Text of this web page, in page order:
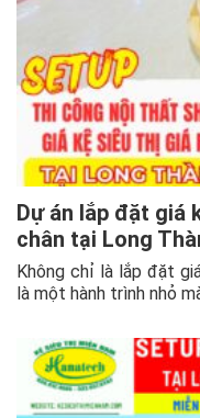
Dự án lắp đặt giá
chân tại Long
Không chỉ là lắp đặt
là một hành trình nhỏ